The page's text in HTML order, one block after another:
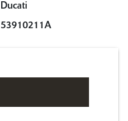
Ducati
53910211A